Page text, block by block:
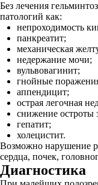
Без лечения
патологий как:
непроходимость
панкреатит;
механическая
недержание мочи;
вульвовагинит;
гнойные
аппендицит;
острая легочная
снижение остроты
гепатит;
холецистит.
Возможно нарушение
сердца, почек,
Диагностика